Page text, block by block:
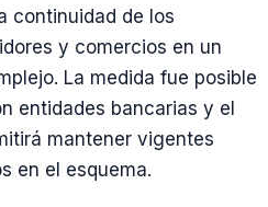
continuidad de los
y comercios en un
La medida fue posible
entidades bancarias y el
mantener vigentes
en el esquema.